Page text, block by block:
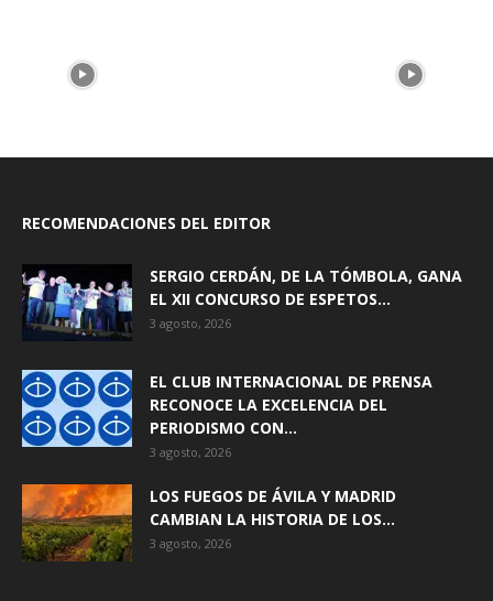
RECOMENDACIONES DEL EDITOR
SERGIO CERDÁN, DE LA TÓMBOLA, GANA
EL XII CONCURSO DE ESPETOS...
3 agosto, 2026
EL CLUB INTERNACIONAL DE PRENSA
RECONOCE LA EXCELENCIA DEL
PERIODISMO CON...
3 agosto, 2026
LOS FUEGOS DE ÁVILA Y MADRID
CAMBIAN LA HISTORIA DE LOS...
3 agosto, 2026